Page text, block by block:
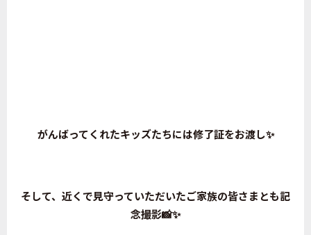
がんばってくれたキッズたちには修了証をお渡し✨
そして、近くで見守っていただいたご家族の皆さまとも記
念撮影📸✨